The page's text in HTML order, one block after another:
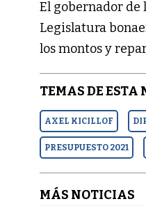
El gobernador de
Legislatura
los montos y
TEMAS DE ESTA
AXEL KICILLOF
PRESUPUESTO 2021
MÁS NOTICIAS